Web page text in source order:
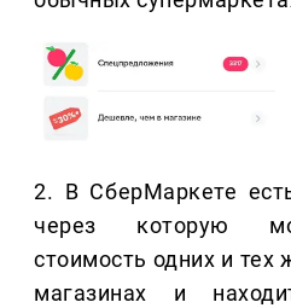
2. В СберМаркете
через которую
стоимость одних и тех
магазинах и